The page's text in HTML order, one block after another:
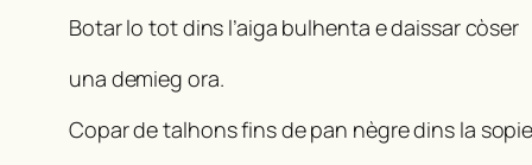
Botar lo tot dins l’aiga bulhenta e daissar còser
una demieg ora.
Copar de talhons fins de pan nègre dins la